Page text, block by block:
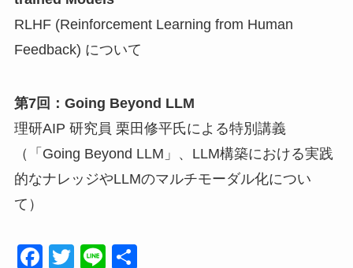
RLHF (Reinforcement Learning from Human
Feedback) について
第7回：Going Beyond LLM
理研AIP 研究員 栗田修平氏による特別講義
（「Going Beyond LLM」、LLM構築における実践
的なナレッジやLLMのマルチモーダル化につい
て）
F
T
Li